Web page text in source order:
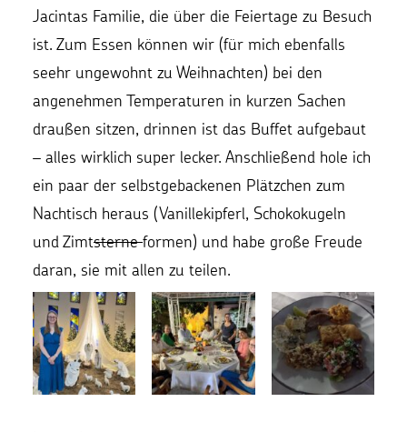
Jacintas Familie, die über die Feiertage zu Besuch
ist. Zum Essen können wir (für mich ebenfalls
seehr ungewohnt zu Weihnachten) bei den
angenehmen Temperaturen in kurzen Sachen
draußen sitzen, drinnen ist das Buffet aufgebaut
– alles wirklich super lecker. Anschließend hole ich
ein paar der selbstgebackenen Plätzchen zum
Nachtisch heraus (Vanillekipferl, Schokokugeln
und Zimtsterneformen) und habe große Freude
daran, sie mit allen zu teilen.